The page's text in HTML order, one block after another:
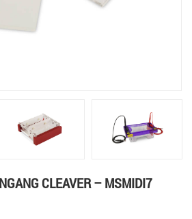
CLEAVER – MSMIDI7